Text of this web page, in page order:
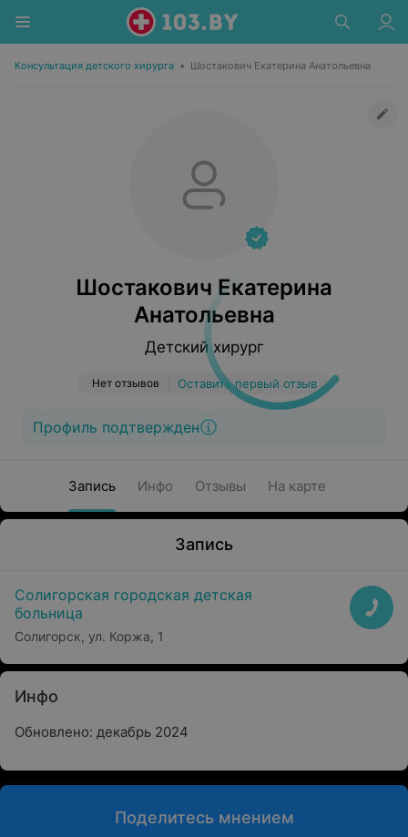
Консультация детского хирурга • Шостакович Екатерина Анатольевна
Шостакович Екатерина
Анатольевна
Детский хирург
Нет отзывов Оставить первый отзыв
Профиль подтвержден
Запись Инфо Отзывы На карте
Запись
Солигорская городская детская
больница
Солигорск, ул. Коржа, 1
Инфо
Обновлено: декабрь 2024
Поделитесь мнением